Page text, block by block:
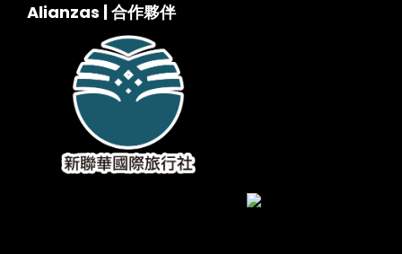
Alianzas | 合作夥伴